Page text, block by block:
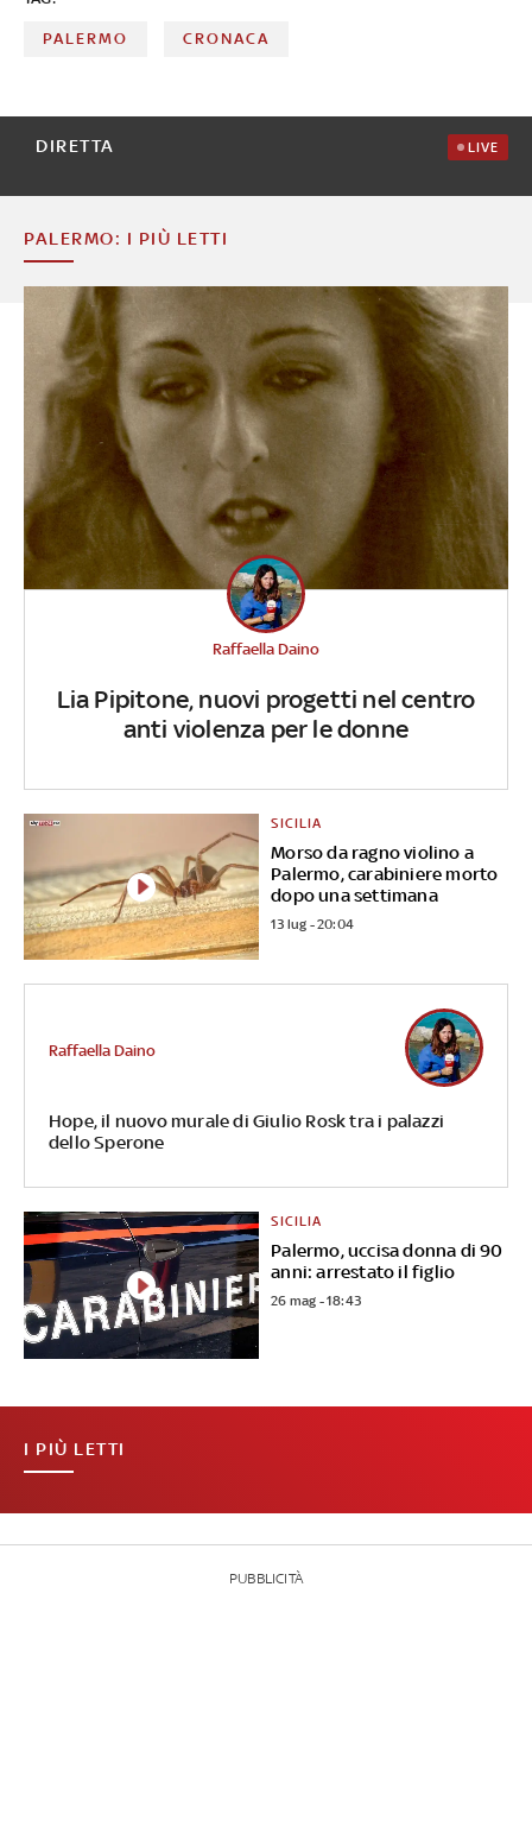
PALERMO CRONACA
DIRETTA LIVE
PALERMO: I PIÙ LETTI
Lia Pipitone, nuovi progetti nel centro
anti violenza per le donne
Raffaella Daino
Morso da ragno violino a
Palermo, carabiniere morto
dopo una settimana
SICILIA
13 lug - 20:04
Hope, il nuovo murale di Giulio Rosk tra i palazzi
dello Sperone
Raffaella Daino
Palermo, uccisa donna di 90
anni: arrestato il figlio
SICILIA
26 mag - 18:43
I PIÙ LETTI
PUBBLICITÀ